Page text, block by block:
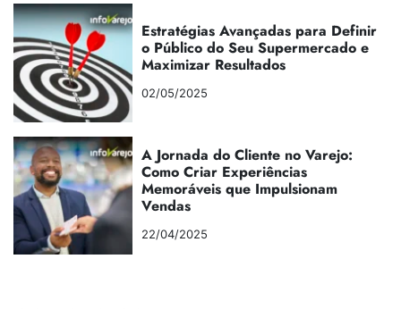
Estratégias Avançadas para Definir
o Público do Seu Supermercado e
Maximizar Resultados
02/05/2025
A Jornada do Cliente no Varejo:
Como Criar Experiências
Memoráveis que Impulsionam
Vendas
22/04/2025